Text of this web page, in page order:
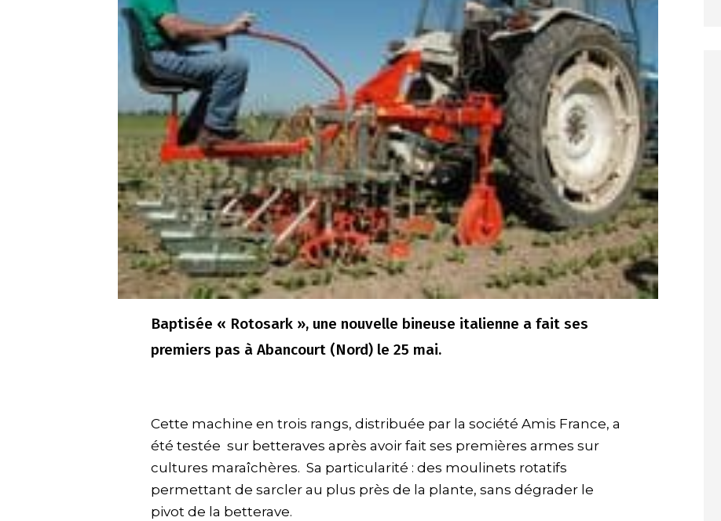
Baptisée « Rotosark », une nouvelle bineuse italienne a fait ses
premiers pas à Abancourt (Nord) le 25 mai.
Cette machine en trois rangs, distribuée par la société Amis France, a
été testée sur betteraves après avoir fait ses premières armes sur
cultures maraîchères. Sa particularité : des moulinets rotatifs
permettant de sarcler au plus près de la plante, sans dégrader le
pivot de la betterave.